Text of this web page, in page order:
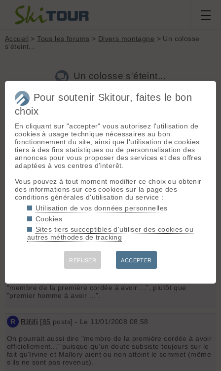
Accueil >Tous les forums > Divers montagne > Un colosse
s'éteint...
Un colosse s'éteint...
Nouveau sujet
Le Julos
- Le 11/01/2008 08:00
Sir Edmund Hillary, premier homme à avoir conquis l'Everest,
est mort vendredi à l'âge de 88 ans plus d'un demi-siècle
après avoir ouvert la prestigieuse voie dont il avait récemment
déploré l'exploitation touristique.
Le célèbre alpiniste est décédé d'une crise cardiaque à
l'hôpital d'Auckland.
Un grand homme qui avait un très grand respect pour les
peuples de l'himalaya. Il avait notamment créé l'association
Himalayan Trust qui a permis de construire des hopitaux et
des écoles.
Un colosse s'est éteint...
- Le 11/01/2008 08:07
"membre de la première cordée à avoir ...", plutôt que
"premier homme à avoir ...".
R Rififi [85 posts] - Le 11/01/2008 08:58
On pourrait aussi dire "membre de la première cordée à avoir
officiellement..." puisque qu'un doute subsiste toujours sur le
fait qu'Irvine et Mallory aient ou non atteint le sommet (même
s'ils ne sont pas revenus).
Pour soutenir Skitour, faites le bon
choix
En cliquant sur "accepter" vous autorisez l'utilisation de
cookies à usage technique nécessaires au bon
fonctionnement du site, ainsi que l'utilisation de cookies
tiers à des fins statistiques ou de personnalisation des
annonces pour vous proposer des services et des offres
adaptées à vos centres d'interêt.
Vous pouvez à tout moment modifier ce choix ou obtenir
des informations sur ces cookies sur la page des
conditions générales d'utilisation du service :
Utilisation de vos données personnelles
Cookies
Sites tiers succeptibles d'utiliser des cookies ou
autres méthodes de tracking
REFUSER ACCEPTER